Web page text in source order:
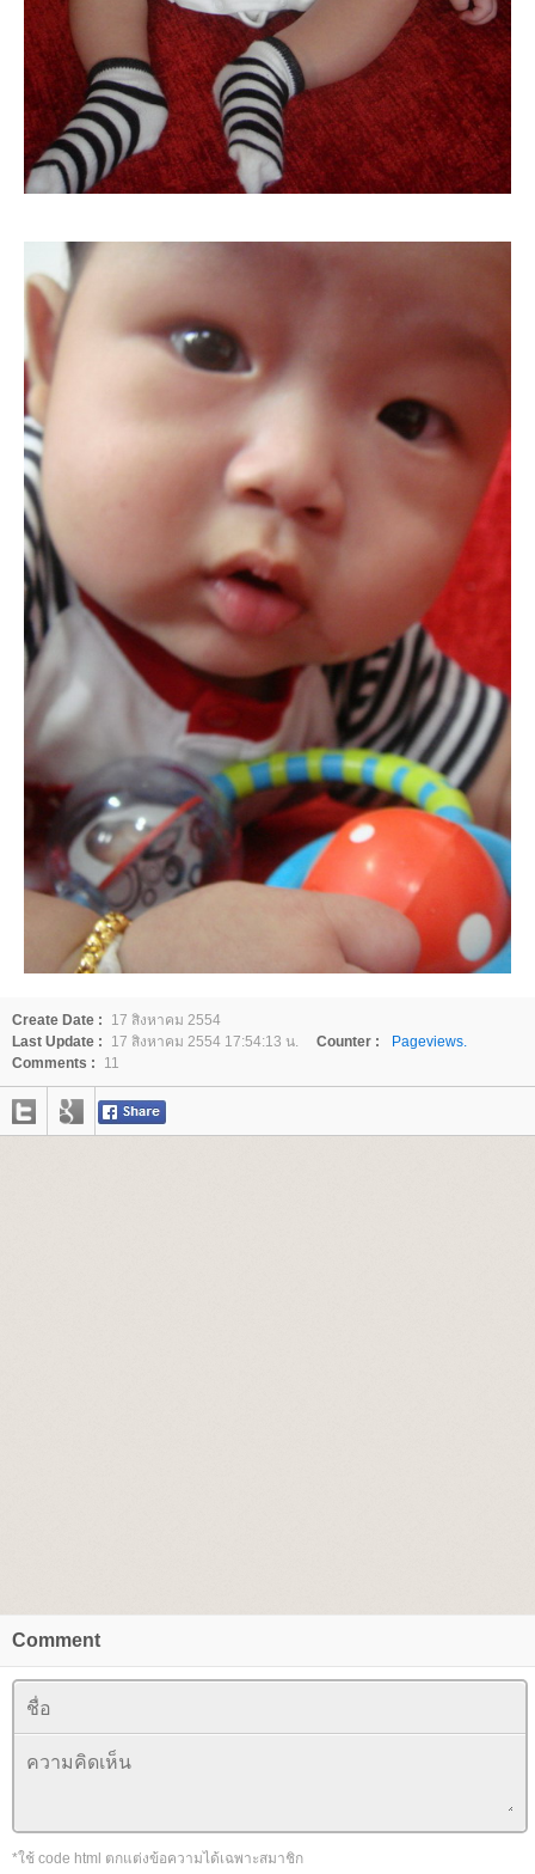
Create Date :
17 สิงหาคม 2554
Last Update :
17 สิงหาคม 2554 17:54:13 น. Counter :
Pageviews.
Comments :
11
Comment
*ใช้ code html ตกแต่งข้อความได้เฉพาะสมาชิก